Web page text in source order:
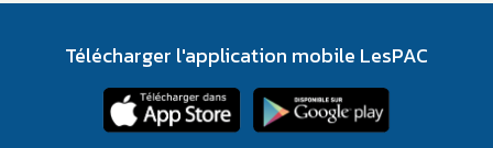
Télécharger l'application mobile LesPAC